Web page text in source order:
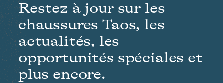
Restez à jour sur les
chaussures Taos, les
actualités, les
opportunités spéciales et
plus encore.